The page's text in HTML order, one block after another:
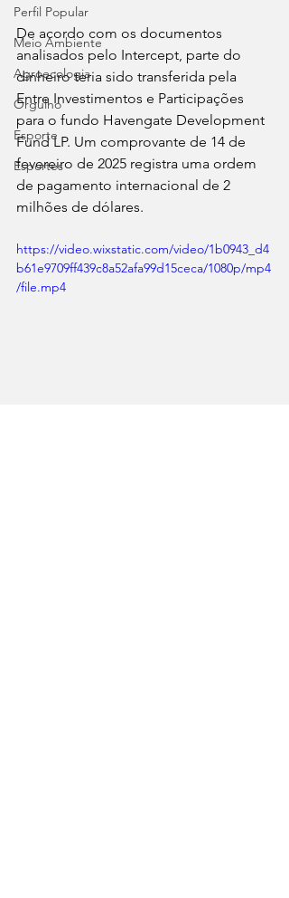
Perfil Popular
Meio Ambiente
Agroecologia
Orgulho
Esporte
Esportes
De acordo com os documentos
analisados pelo Intercept, parte do
dinheiro teria sido transferida pela
Entre Investimentos e Participações
para o fundo Havengate Development
Fund LP. Um comprovante de 14 de
fevereiro de 2025 registra uma ordem
de pagamento internacional de 2
milhões de dólares.
https://video.wixstatic.com/video/1b0943_d4
b61e9709ff439c8a52afa99d15ceca/1080p/mp4
/file.mp4